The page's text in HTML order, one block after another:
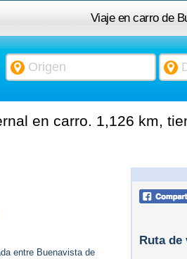
Viaje en carro de
en carro. 1,126 km,
entre Buenavista de
Ruta de